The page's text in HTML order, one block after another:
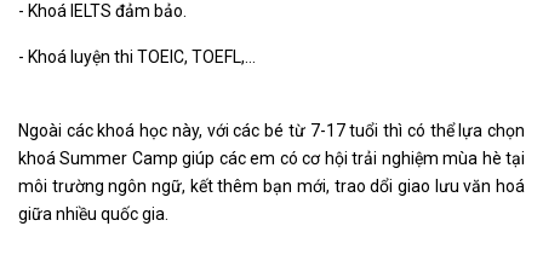
- Khoá IELTS đảm bảo.
- Khoá luyện thi TOEIC, TOEFL,…
Ngoài các khoá học này, với các bé từ 7-17 tuổi thì có thể lựa chọn
khoá Summer Camp giúp các em có cơ hội trải nghiệm mùa hè tại
môi trường ngôn ngữ, kết thêm bạn mới, trao dổi giao lưu văn hoá
giữa nhiều quốc gia.